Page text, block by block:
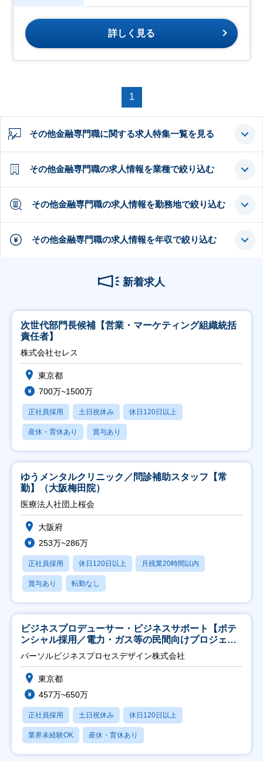
詳しく見る
1
その他金融専門職に関する求人特集一覧を見る
その他金融専門職の求人情報を業種で絞り込む
その他金融専門職の求人情報を勤務地で絞り込む
その他金融専門職の求人情報を年収で絞り込む
新着求人
次世代部門長候補【営業・マーケティング組織統括
責任者】
株式会社セレス
東京都
700万~1500万
正社員採用 土日祝休み 休日120日以上
産休・育休あり 賞与あり
ゆうメンタルクリニック／問診補助スタッフ【常
勤】（大阪梅田院）
医療法人社団上桜会
大阪府
253万~286万
正社員採用 休日120日以上 月残業20時間以内
賞与あり 転勤なし
ビジネスプロデューサー・ビジネスサポート【ポテ
ンシャル採用／電力・ガス等の民間向けプロジェク
ト推進】
パーソルビジネスプロセスデザイン株式会社
東京都
457万~650万
正社員採用 土日祝休み 休日120日以上
業界未経験OK 産休・育休あり